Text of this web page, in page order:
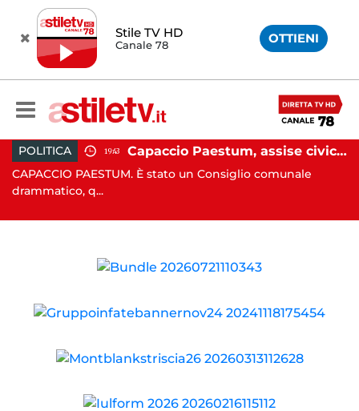
Stile TV HD
Canale 78 OTTIENI
POLITICA 19:43 Capaccio Paestum, assise civica drammatica: Paolino senza maggioranza, Comune a rischio scioglimento
CAPACCIO PAESTUM. È stato un Consiglio comunale
drammatico, q...